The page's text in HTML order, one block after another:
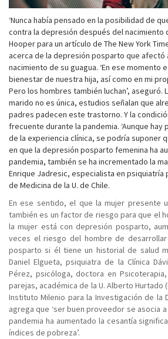
‘Nunca había pensado en la posibilidad de
contra la depresión después del nacimiento
Hooper para un artículo de The New York
acerca de la depresión posparto que afectó
nacimiento de su guagua. ‘En ese momento
bienestar de nuestra hija, así como en mi
Pero los hombres también luchan’, aseguró.
marido no es única, estudios señalan que
padres padecen este trastorno. Y la
frecuente durante la pandemia. ‘Aunque
de la experiencia clínica, se podría suponer
en que la depresión posparto femenina ha
pandemia, también se ha incrementado la
Enrique Jadresic, especialista en psiquiatría
de Medicina de la U. de Chile.
En ese sentido, el que la mujer presente
también es un factor de riesgo para que el
la mujer está con depresión posparto,
veces el riesgo del hombre de
posparto si él tiene un historial de salud
Daniel Elgueta, psiquiatra de la Clínica
Pérez, psicóloga, doctora en
parejas, académica de la U. Alberto Hurtado
Instituto Milenio para la Investigación de la
agrega que ‘ser buen proveedor se asocia
pandemia ha aumentado la cesantía
índices de pobreza’.